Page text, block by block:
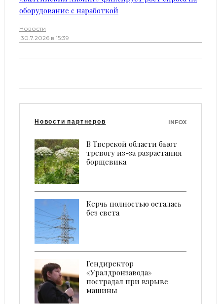
оборудование с наработкой
Новости
·30.7.2026 в 15:39
Новости партнеров INFOX
В Тверской области бьют
тревогу из-за разрастания
борщевика
Керчь полностью осталась
без света
Гендиректор
«Уралдронзавода»
пострадал при взрыве
машины